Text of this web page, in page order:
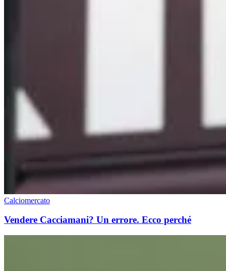
Calciomercato
Vendere Cacciamani? Un errore. Ecco perché